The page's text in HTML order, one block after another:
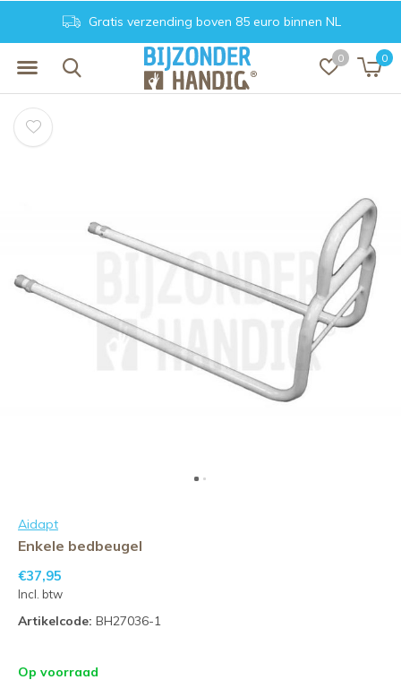
0 0
Gratis verzending boven 85 euro binnen NL
Aidapt
Enkele bedbeugel
€37,95
Incl. btw
Artikelcode: BH27036-1
Op voorraad